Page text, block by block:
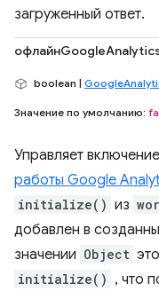
загруженный ответ.
boolean |
Значение по умолчанию:
Управляет
работы Google
initialize() из
добавлен в
значении Object
initialize() , что